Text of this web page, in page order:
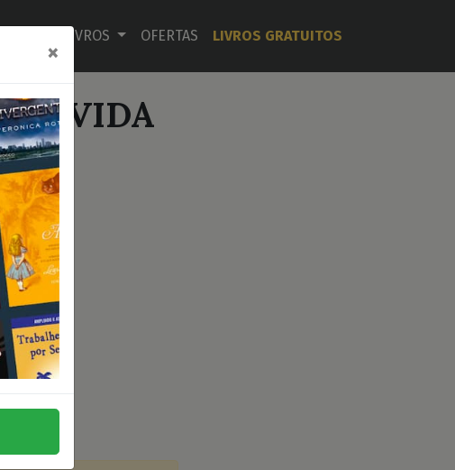
LIVROS OFERTAS LIVROS GRATUITOS
A VIDA
×